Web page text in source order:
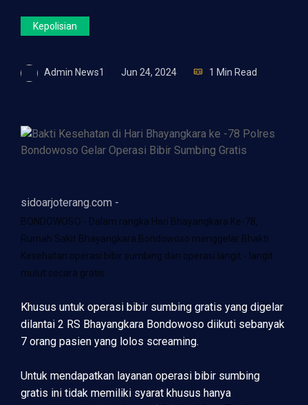
Kepolisian
Admin News1 Jun 24, 2024 1 Min Read
sidoarjoterang.com -
BONDOWOSO - Dalam rangka Hari Bhayangkara Ke-78,
Rumah Sakit Bhayangkara Bondowoso menggelar Bhakti
Kesehatan operasi bibir sumbing dan operasi langit - langit
mulut secara gratis.
Khusus untuk operasi bibir sumbing gratis yang digelar
dilantai 2 RS Bhayangkara Bondowoso diikuti sebanyak
7 orang pasien yang lolos screaming.
Untuk mendapatkan layanan operasi bibir sumbing
gratis ini tidak memiliki syarat khusus hanya